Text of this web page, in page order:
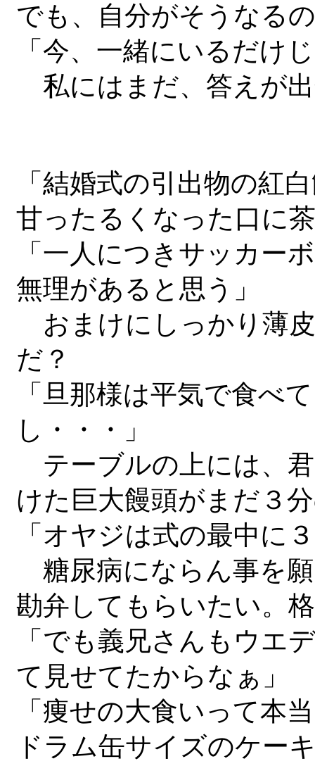
でも、自分がそうなる
「今、一緒にいるだけ
私にはまだ、答えが
「結婚式の引出物の紅
甘ったるくなった口に
「一人につきサッカー
無理があると思う」
おまけにしっかり薄
だ？
「旦那様は平気で食べ
し・・・」
テーブルの上には、
けた巨大饅頭がまだ３
「オヤジは式の最中に
糖尿病にならん事を
勘弁してもらいたい。
「でも義兄さんもウエ
て見せてたからなぁ」
「痩せの大食いって本
ドラム缶サイズのケー